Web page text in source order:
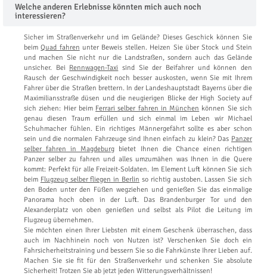
Welche anderen Erlebnisse könnten mich auch noch
interessieren?
Sicher im Straßenverkehr und im Gelände? Dieses Geschick können Sie
beimQuad fahren unter Beweis stellen. Heizen Sie über Stock und Stein
und machen Sie nicht nur die Landstraßen, sondern auch das Gelände
unsicher. Bei Rennwagen-Taxi sind Sie der Beifahrer und können den
Rausch der Geschwindigkeit noch besser auskosten, wenn Sie mit Ihrem
Fahrer über die Straßen brettern. In der Landeshauptstadt Bayerns über die
Maximiliansstraße düsen und die neugierigen Blicke der High Society auf
sich ziehen: Hier beim Ferrari selber fahren in München können Sie sich
genau diesen Traum erfüllen und sich einmal im Leben wir Michael
Schuhmacher fühlen. Ein richtiges Männergefährt sollte es aber schon
sein und die normalen Fahrzeuge sind Ihnen einfach zu klein? Das Panzer
selber fahren in Magdeburg bietet Ihnen die Chance einen richtigen
Panzer selber zu fahren und alles umzumähen was Ihnen in die Quere
kommt: Perfekt für alle Freizeit-Soldaten. Im Element Luft können Sie sich
beim Flugzeug selber fliegen in Berlin so richtig austoben. Lassen Sie sich
den Boden unter den Füßen wegziehen und genießen Sie das einmalige
Panorama hoch oben in der Luft. Das Brandenburger Tor und den
Alexanderplatz von oben genießen und selbst als Pilot die Leitung im
Flugzeug übernehmen.
Sie möchten einen Ihrer Liebsten mit einem Geschenk überraschen, dass
auch im Nachhinein noch von Nutzen ist? Verschenken Sie doch ein
Fahrsicherheitstraining und bessern Sie so die Fahrkünste Ihrer Lieben auf.
Machen Sie sie fit für den Straßenverkehr und schenken Sie absolute
Sicherheit! Trotzen Sie ab jetzt jeden Witterungsverhältnissen!